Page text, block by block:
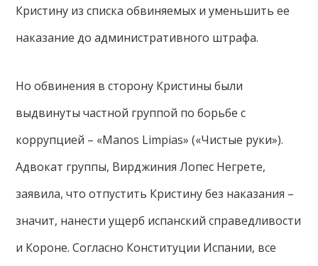
Кристину из списка обвиняемых и уменьшить ее
наказание до административного штрафа.
Но обвинения в сторону Кристины были
выдвинуты частной группой по борьбе с
коррупцией – «Manos Limpias» («Чистые руки»).
Адвокат группы, Вирджиния Лопес Негрете,
заявила, что отпустить Кристину без наказания –
значит, нанести ущерб испанский справедливости
и Короне. Согласно Конституции Испании, все